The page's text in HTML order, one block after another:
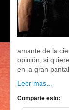
amante de la
opinión, si
en la gran
Leer más…
Comparte esto: